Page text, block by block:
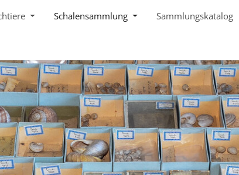
Schalensammlung Sammlungskatalog